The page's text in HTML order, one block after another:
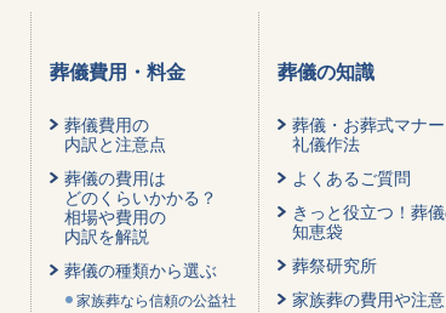
葬儀費用・料金
葬儀費用の
内訳と注意点
葬儀の費用は
どのくらいかかる？
相場や費用の
内訳を解説
葬儀の種類から選ぶ
家族葬なら信頼の公益社
葬儀の知識
葬儀・お葬式マナー
礼儀作法
よくあるご質問
きっと役立つ！葬
知恵袋
葬祭研究所
家族葬の費用や注